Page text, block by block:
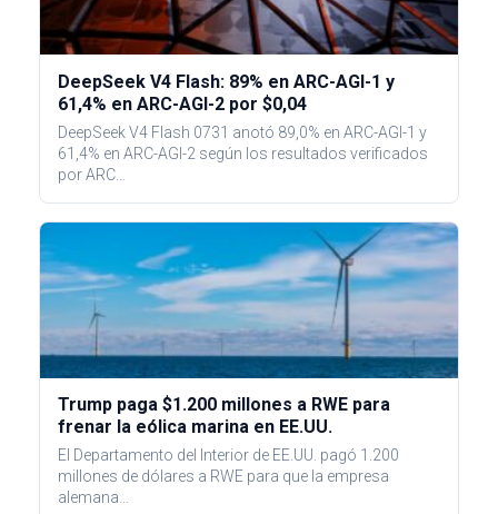
DeepSeek V4 Flash: 89% en ARC-AGI-1 y
61,4% en ARC-AGI-2 por $0,04
DeepSeek V4 Flash 0731 anotó 89,0% en ARC-AGI-1 y
61,4% en ARC-AGI-2 según los resultados verificados
por ARC…
Trump paga $1.200 millones a RWE para
frenar la eólica marina en EE.UU.
El Departamento del Interior de EE.UU. pagó 1.200
millones de dólares a RWE para que la empresa
alemana…